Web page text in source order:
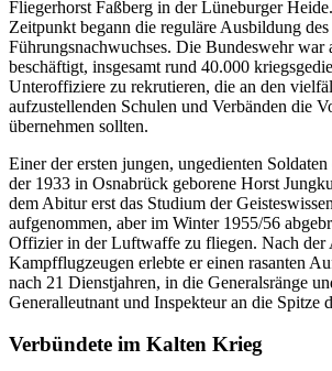
Fliegerhorst Faßberg in der Lüneburger
Zeitpunkt begann die reguläre Ausbildung des
Führungsnachwuchses. Die Bundeswehrwar
beschäftigt, insgesamt rund 40.000
Unteroffiziere zu rekrutieren, die an den
aufzustellenden Schulen und Verbänden die
übernehmen sollten.
Einer der ersten jungen, ungedienten
der 1933 in Osnabrück geborene Horst
dem Abitur erst das Studium der
aufgenommen, aber im Winter 1955/56
Offizierin der Luftwaffe zu fliegen. Nach der
Kampfflugzeugen erlebte er einen rasanten
nach 21 Dienstjahren, in die Generalsränge
Generalleutnant und Inspekteuran die Spitze
Verbündete im Kalten Krieg